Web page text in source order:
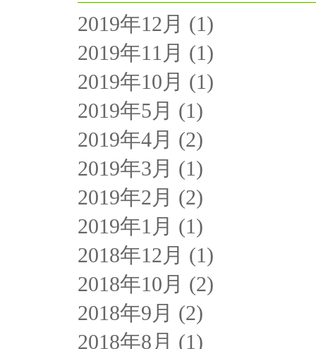
2019年12月 (1)
2019年11月 (1)
2019年10月 (1)
2019年5月 (1)
2019年4月 (2)
2019年3月 (1)
2019年2月 (2)
2019年1月 (1)
2018年12月 (1)
2018年10月 (2)
2018年9月 (2)
2018年8月 (1)